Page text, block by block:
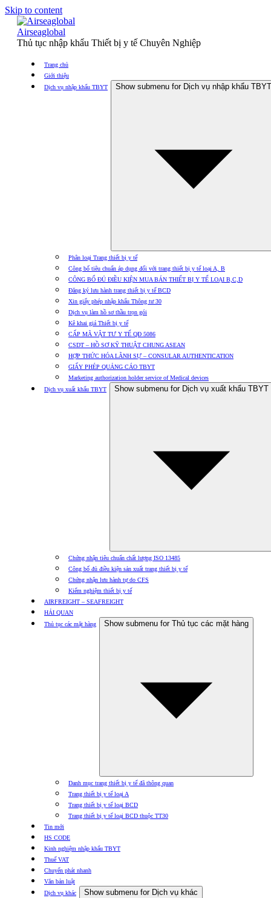
Skip to content
Airseaglobal
Thủ tục nhập khẩu Thiết bị y tế Chuyên Nghiệp
Trang chủ
Giới thiệu
Dịch vụ nhập khẩu TBYT
Show submenu for Dịch vụ nhập khẩu TBYT
Phân loại Trang thiết bị y tế
Công bố tiêu chuẩn áp dụng đối với trang thiết bị y tế loại A, B
CÔNG BỐ ĐỦ ĐIỀU KIỆN MUA BÁN THIẾT BỊ Y TẾ LOẠI B,C,D
Đăng ký lưu hành trang thiết bị y tế BCD
Xin giấy phép nhập khẩu Thông tư 30
Dịch vụ làm hồ sơ thầu trọn gói
Kê khai giá Thiết bị y tế
CẤP MÃ VẬT TƯ Y TẾ QĐ 5086
CSDT – HỒ SƠ KỸ THUẬT CHUNG ASEAN
HỢP THỨC HÓA LÃNH SỰ – CONSULAR AUTHENTICATION
GIẤY PHÉP QUẢNG CÁO TBYT
Marketing authorization holder service of Medical devices
Dịch vụ xuất khẩu TBYT
Show submenu for Dịch vụ xuất khẩu TBYT
Chứng nhận tiêu chuẩn chất lượng ISO 13485
Công bố đủ điều kiện sản xuất trang thiết bị y tế
Chứng nhận lưu hành tự do CFS
Kiểm nghiệm thiết bị y tế
AIRFREIGHT – SEAFREIGHT
HẢI QUAN
Thủ tục các mặt hàng
Show submenu for Thủ tục các mặt hàng
Danh mục trang thiết bị y tế đã thông quan
Trang thiết bị y tế loại A
Trang thiết bị y tế loại BCD
Trang thiết bị y tế loại BCD thuộc TT30
Tin mới
HS CODE
Kinh nghiệm nhập khẩu TBYT
Thuế VAT
Chuyển phát nhanh
Văn bản luật
Dịch vụ khác
Show submenu for Dịch vụ khác